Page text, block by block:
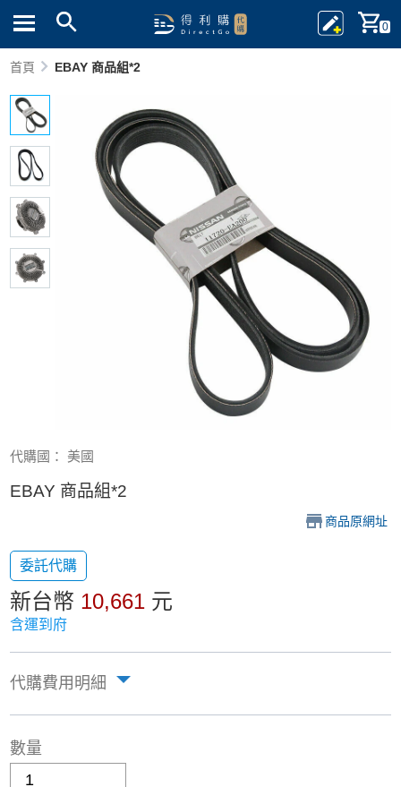
0
首頁 EBAY 商品組*2
代購國： 美國
EBAY 商品組*2
商品原網址
委託代購
新台幣 10,661 元
含運到府
代購費用明細
數量